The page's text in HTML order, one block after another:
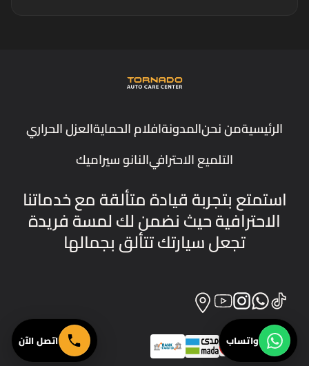
واتساب اتصل الآن
الرئيسيةمن نحنالمدونةافلام الحمايةالعزل الحراري
التلميع الاحترافيالنانو سيراميك
استمتع بتجربة قيادة متألقة مع خدماتنا
الاحترافية حيث نضمن لك لمسة فريدة
تجعل سيارتك تتألق بجمالها